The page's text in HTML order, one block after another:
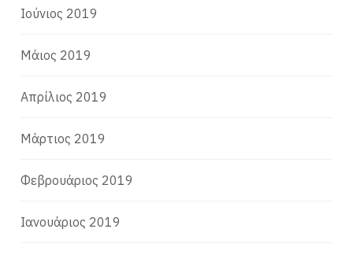
Ιούνιος 2019
Μάιος 2019
Απρίλιος 2019
Μάρτιος 2019
Φεβρουάριος 2019
Ιανουάριος 2019